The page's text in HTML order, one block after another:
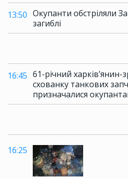
13:50 Окупанти обстріляли
загиблі
16:45 61-річний
схованку танкових
призначалися
16:25